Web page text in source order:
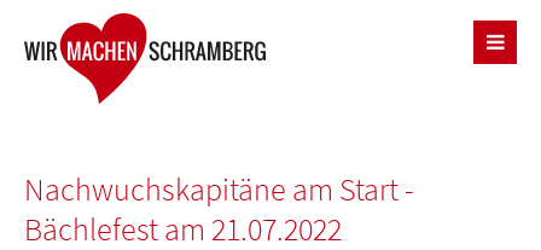
Nachwuchskapitäne am Start -
Bächlefest am 21.07.2022